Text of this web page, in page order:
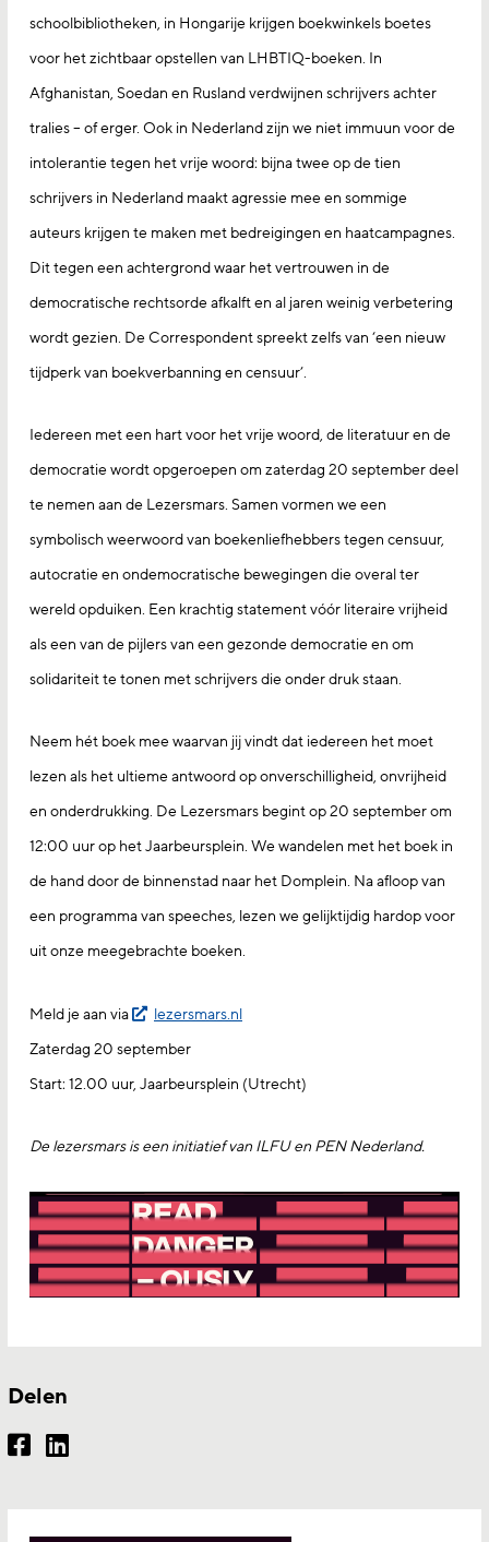
schoolbibliotheken, in Hongarije krijgen boekwinkels boetes
voor het zichtbaar opstellen van LHBTIQ-boeken. In
Afghanistan, Soedan en Rusland verdwijnen schrijvers achter
tralies – of erger. Ook in Nederland zijn we niet immuun voor de
intolerantie tegen het vrije woord: bijna twee op de tien
schrijvers in Nederland maakt agressie mee en sommige
auteurs krijgen te maken met bedreigingen en haatcampagnes.
Dit tegen een achtergrond waar het vertrouwen in de
democratische rechtsorde afkalft en al jaren weinig verbetering
wordt gezien. De Correspondent spreekt zelfs van ‘een nieuw
tijdperk van boekverbanning en censuur’.
Iedereen met een hart voor het vrije woord, de literatuur en de
democratie wordt opgeroepen om zaterdag 20 september deel
te nemen aan de Lezersmars. Samen vormen we een
symbolisch weerwoord van boekenliefhebbers tegen censuur,
autocratie en ondemocratische bewegingen die overal ter
wereld opduiken. Een krachtig statement vóór literaire vrijheid
als een van de pijlers van een gezonde democratie en om
solidariteit te tonen met schrijvers die onder druk staan.
Neem hét boek mee waarvan jij vindt dat iedereen het moet
lezen als het ultieme antwoord op onverschilligheid, onvrijheid
en onderdrukking. De Lezersmars begint op 20 september om
12:00 uur op het Jaarbeursplein. We wandelen met het boek in
de hand door de binnenstad naar het Domplein. Na afloop van
een programma van speeches, lezen we gelijktijdig hardop voor
uit onze meegebrachte boeken.
Meld je aan via
lezersmars.nl
Zaterdag 20 september
Start: 12.00 uur, Jaarbeursplein (Utrecht)
De lezersmars is een initiatief van ILFU en PEN Nederland.
Delen